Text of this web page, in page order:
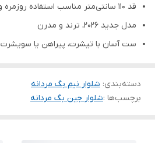
قد ۱۱۰ سانتی‌متر مناسب استفاده روزمره و اسپرت
مدل جدید ۲۰۲۶، ترند و مدرن
ست آسان با تیشرت، پیراهن یا سویشرت
دسته‌بندی: شلوار نیم بگ مردانه
برچسب‌ها :شلوار جین بگ مردانه